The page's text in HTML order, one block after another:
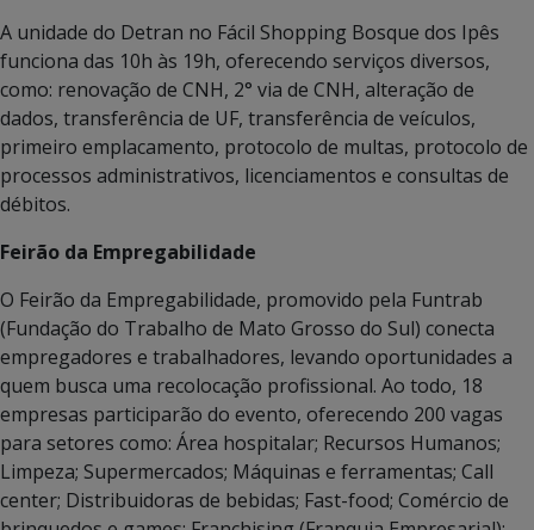
A unidade do Detran no Fácil Shopping Bosque dos Ipês
funciona das 10h às 19h, oferecendo serviços diversos,
como: renovação de CNH, 2° via de CNH, alteração de
dados, transferência de UF, transferência de veículos,
primeiro emplacamento, protocolo de multas, protocolo de
processos administrativos, licenciamentos e consultas de
débitos.
Feirão da Empregabilidade
O Feirão da Empregabilidade, promovido pela Funtrab
(Fundação do Trabalho de Mato Grosso do Sul) conecta
empregadores e trabalhadores, levando oportunidades a
quem busca uma recolocação profissional. Ao todo, 18
empresas participarão do evento, oferecendo 200 vagas
para setores como: Área hospitalar; Recursos Humanos;
Limpeza; Supermercados; Máquinas e ferramentas; Call
center; Distribuidoras de bebidas; Fast-food; Comércio de